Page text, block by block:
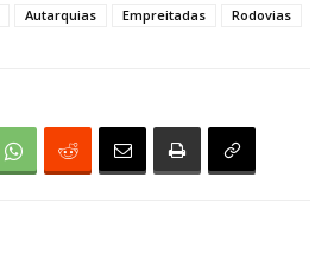
Autarquias Empreitadas Rodovias